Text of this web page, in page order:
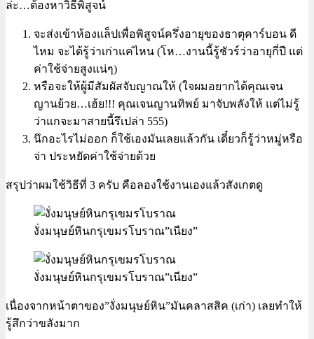
ล่ะ…ต้องหาวิธีพิสูจน์
จะส่งเข้าห้องแล็ปเพื่อพิสูจน์ครึ่งอายุของธาตุคาร์บอน ดี
ไหม จะได้รู้ว่าเก่าแค่ไหน (โห…งานนี้รู้ชัวร์ว่าอายุกี่ปี แต่
ค่าใช้จ่ายสูงแน่ๆ)
หรือจะให้ผู้มีสัมผัสจับญาณให้ (ใจผมอยากได้คุณเจน
ญานย้วย…เฮ้ย!!! คุณเจนญานทิพย์ มาจับพลังให้ แต่ไม่รู้
ว่าแกจะมาสายนี้รึเปล่า 555)
นึกอะไรไม่ออก ก็ใช้เองมันเลยแล้วกัน เดี๋ยวก็รู้ว่าหมู่หรือ
จ่า ประหยัดค่าใช้จ่ายด้วย
สรุปว่าผมใช้วิธีที่ 3 ครับ คือลองใช้งานเองแล้วสังเกตดู
งั่งมนุษย์หินกรุเขมรโบราณ”เนียง”
งั่งมนุษย์หินกรุเขมรโบราณ”เนียง”
เนื่องจากหน้าตาของ”งั่งมนุษย์หิน”มันคลาสสิค (เก่า) เลยทำให้
รู้สึกว่าขลังมาก